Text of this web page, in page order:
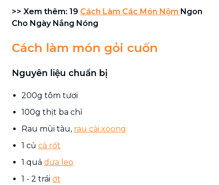
>> Xem thêm: 19 Cách Làm Các Món Nộm Ngon
Cho Ngày Nắng Nóng
Cách làm món gỏi cuốn
Nguyên liệu chuẩn bị
200g tôm tươi
100g thịt ba chỉ
Rau mùi tàu, rau cải xoong
1 củ cà rốt
1 quả dưa leo
1 - 2 trái ớt